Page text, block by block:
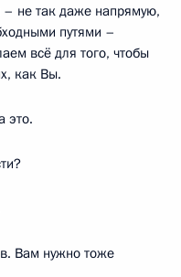
не так даже напрямую,
путями –
всё для того, чтобы
как Вы.
это.
Вам нужно тоже